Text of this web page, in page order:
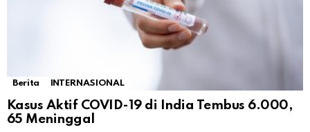
Berita INTERNASIONAL
Kasus Aktif COVID-19 di India Tembus 6.000,
65 Meninggal